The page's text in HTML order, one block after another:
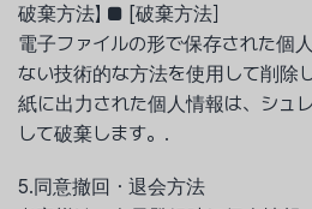
破棄方法】 ■ [破棄方法］
電子ファイルの形で保存された個
ない技術的な方法を使用して削除
紙に出力された個人情報は、シュ
して破棄します。.
5.同意撤回・退会方法